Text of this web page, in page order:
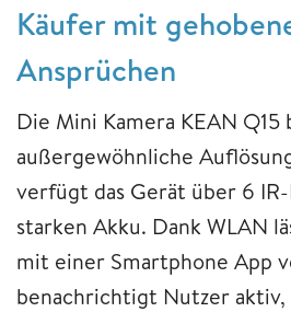
Käufer mit
Ansprüchen
Die Mini Kamera KEAN
außergewöhnliche
verfügt das Gerät über 6
starken Akku. Dank WLAN
mit einer Smartphone App
benachrichtigt Nutzer aktiv,